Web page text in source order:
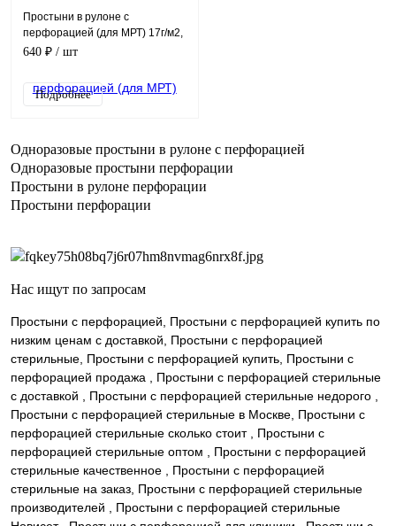
Простыни в рулоне с
перфорацией (для МРТ) 17г/м2,
цвет голубой (53х200см, в
640 ₽ / шт
Подробнее
Одноразовые простыни в рулоне с перфорацией
Одноразовые простыни перфорации
Простыни в рулоне перфорации
Простыни перфорации
Нас ищут по запросам
Простыни с перфорацией, Простыни с перфорацией купить по
низким ценам с доставкой, Простыни с перфорацией
стерильные, Простыни с перфорацией купить, Простыни с
перфорацией продажа , Простыни с перфорацией стерильные
с доставкой , Простыни с перфорацией стерильные недорого ,
Простыни с перфорацией стерильные в Москве, Простыни с
перфорацией стерильные сколько стоит , Простыни с
перфорацией стерильные оптом , Простыни с перфорацией
стерильные качественное , Простыни с перфорацией
стерильные на заказ, Простыни с перфорацией стерильные
производителей , Простыни с перфорацией стерильные